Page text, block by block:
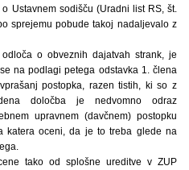
Ustavnem sodišču (Uradni list RS, št.
sprejemu pobude takoj nadaljevalo z
o obveznih dajatvah strank, je
na podlagi petega odstavka 1. člena
postopka, razen tistih, ki so z
določba je nedvomno odraz
upravnem (davčnem) postopku
katera oceni, da je to treba glede na
tako od splošne ureditve v ZUP